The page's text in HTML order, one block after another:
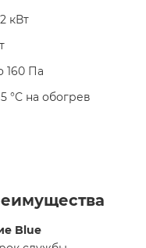
кВт
160 Па
°С на обогрев
Blue